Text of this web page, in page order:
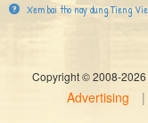
Xem bai tho nay dung Tieng
Copyright © 2008-
Advertising |